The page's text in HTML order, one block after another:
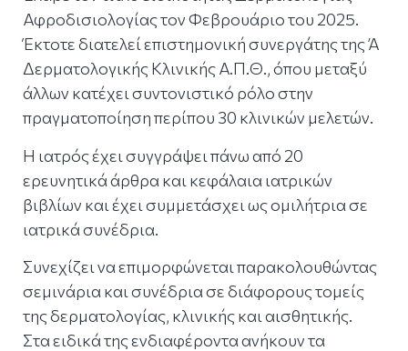
Αφροδισιολογίας τον Φεβρουάριο του 2025.
Έκτοτε διατελεί επιστημονική συνεργάτης της Ά
Δερματολογικής Κλινικής Α.Π.Θ., όπου μεταξύ
άλλων κατέχει συντονιστικό ρόλο στην
πραγματοποίηση περίπου 30 κλινικών μελετών.
Η ιατρός έχει συγγράψει πάνω από 20
ερευνητικά άρθρα και κεφάλαια ιατρικών
βιβλίων και έχει συμμετάσχει ως ομιλήτρια σε
ιατρικά συνέδρια.
Συνεχίζει να επιμορφώνεται παρακολουθώντας
σεμινάρια και συνέδρια σε διάφορους τομείς
της δερματολογίας, κλινικής και αισθητικής.
Στα ειδικά της ενδιαφέροντα ανήκουν τα